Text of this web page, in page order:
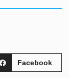
Facebook